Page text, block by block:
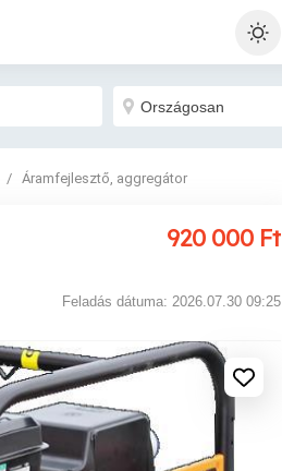
Áramfejlesztő, aggregátor
920 000 Ft
Feladás dátuma: 2026.07.30 09:25